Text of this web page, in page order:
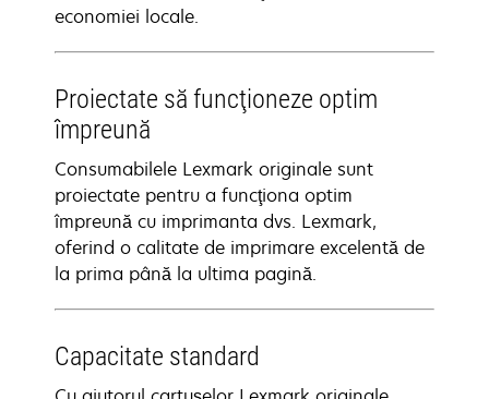
economiei locale.
Proiectate să funcţioneze optim
împreună
Consumabilele Lexmark originale sunt
proiectate pentru a funcţiona optim
împreună cu imprimanta dvs. Lexmark,
oferind o calitate de imprimare excelentă de
la prima până la ultima pagină.
Capacitate standard